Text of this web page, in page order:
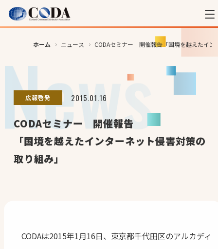
ホーム ニュース CODAセミナー 開催報告「国境を越えたイン
広報啓発 2015.01.16
CODAセミナー 開催報告
「国境を越えたインターネット侵害対策の
取り組み」
CODAは2015年1月16日、東京都千代田区のアルカディ